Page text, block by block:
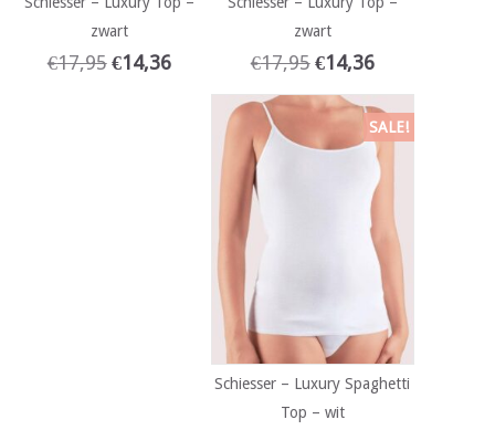
zwart
€17,95 €14,36
zwart
€17,95 €14,36
SALE!
Schiesser – Luxury Spaghetti
Top – wit